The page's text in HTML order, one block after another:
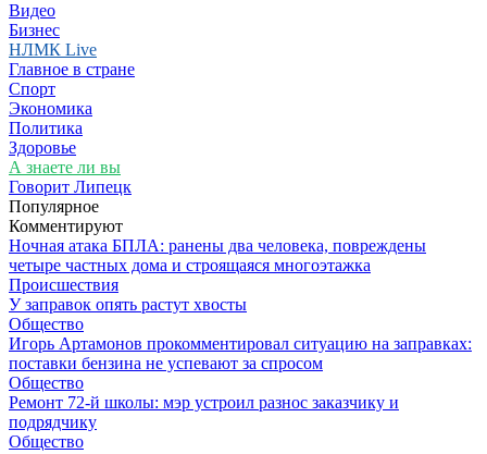
Видео
Бизнес
НЛМК Live
Главное в стране
Спорт
Экономика
Политика
Здоровье
А знаете ли вы
Говорит Липецк
Популярное
Комментируют
Ночная атака БПЛА: ранены два человека, повреждены
четыре частных дома и строящаяся многоэтажка
Происшествия
У заправок опять растут хвосты
Общество
Игорь Артамонов прокомментировал ситуацию на заправках:
поставки бензина не успевают за спросом
Общество
Ремонт 72‑й школы: мэр устроил разнос заказчику и
подрядчику
Общество